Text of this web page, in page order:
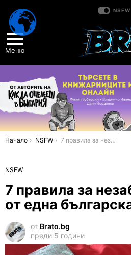
NSFW
Меню
You are here:
Начало NSFW 7 правила за незабравим секс от една българска Цецка
NSFW
7 правила за
от една
от Brato.bg
преди 5 години